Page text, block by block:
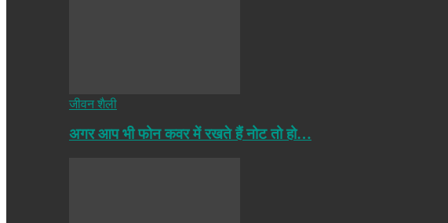
जीवन शैली
अगर आप भी फोन कवर में रखते हैं नोट तो हो…